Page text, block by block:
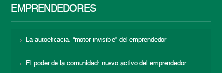
EMPRENDEDORES
La autoeficacia: “motor invisible” del emprendedor
El poder de la comunidad: nuevo activo del emprendedor